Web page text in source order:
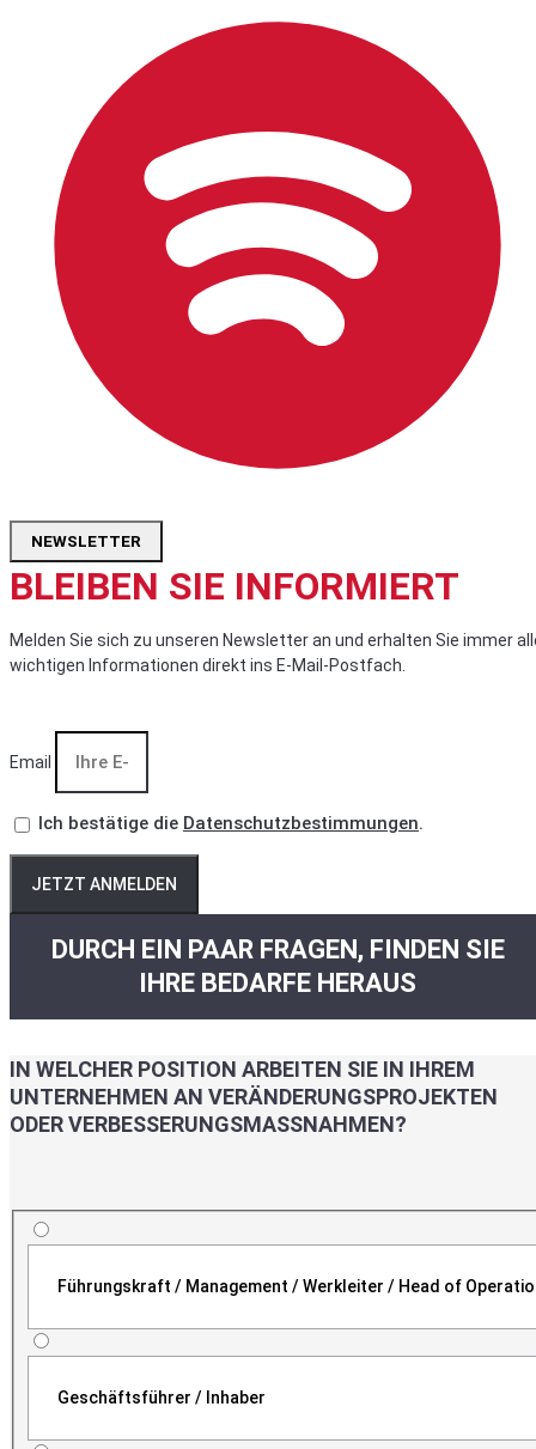
NEWSLETTER
BLEIBEN SIE INFORMIERT
Melden Sie sich zu unseren Newsletter an und erhalten Sie immer
wichtigen Informationen direkt ins E-Mail-Postfach.
Email
Ich bestätige die Datenschutzbestimmungen.
JETZT ANMELDEN
DURCH EIN PAAR FRAGEN, FINDEN SIE
IHRE BEDARFE HERAUS
IN WELCHER POSITION ARBEITEN SIE IN IHREM
UNTERNEHMEN AN VERÄNDERUNGSPROJEKTEN
ODER VERBESSERUNGSMASSNAHMEN?
Führungskraft / Management / Werkleiter / Head of
Geschäftsführer / Inhaber